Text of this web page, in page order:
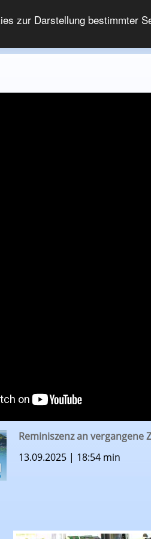
zur Darstellung bestimmter
Reminiszenz an vergangene
13.09.2025 | 18:54 min